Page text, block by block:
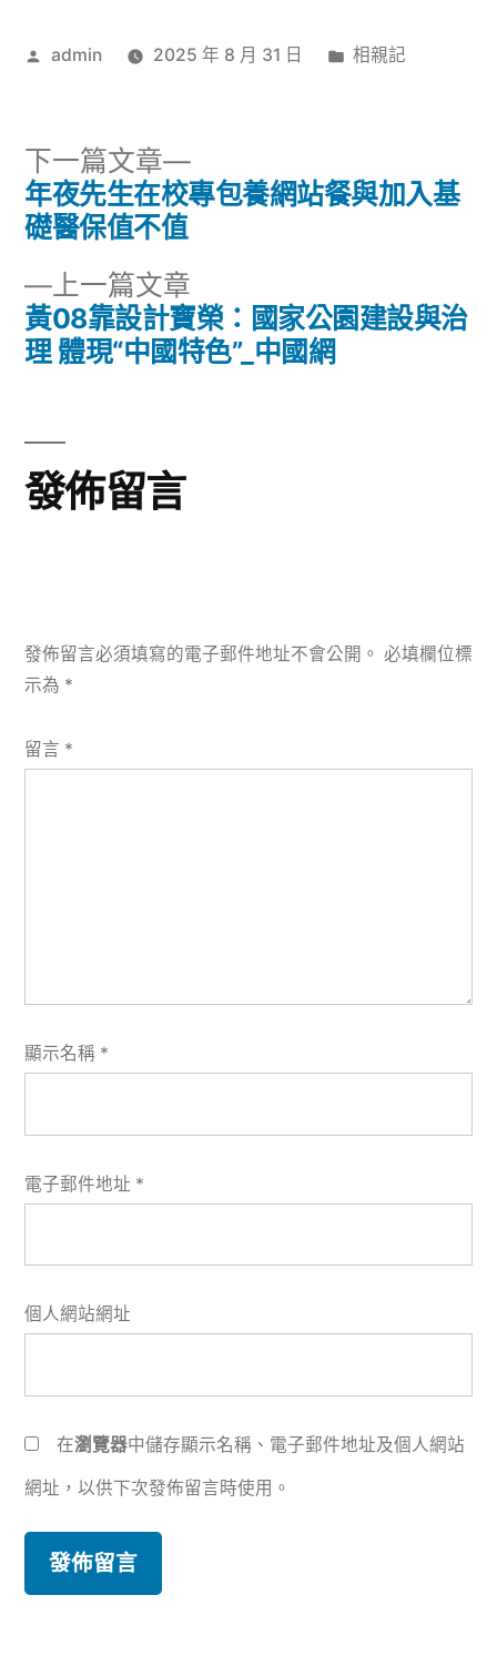
作
admin 2025 年 8 月 31 日
分
相親記
文
導
覽
上一篇文章
一
篇
黃08靠設計寶榮：國家公園建設與治
理 體現“中國特色”_中國網
下一篇文章
下
一
年夜先生在校專包養網站餐與加入基
礎醫保值不值
發佈留言
發佈留言必須填寫的電子郵件地址不會公開。 必填欄位標
示為 *
留言 *
顯示名稱 *
電子郵件地址 *
個人網站網址
在瀏覽器中儲存顯示名稱、電子郵件地址及個人網站
網址，以供下次發佈留言時使用。